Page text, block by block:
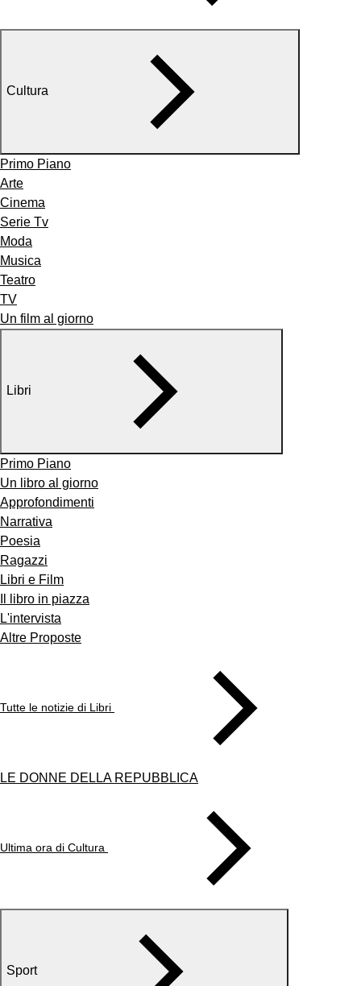
Cultura
Primo Piano
Arte
Cinema
Serie Tv
Moda
Musica
Teatro
TV
Un film al giorno
Libri
Primo Piano
Un libro al giorno
Approfondimenti
Narrativa
Poesia
Ragazzi
Libri e Film
Il libro in piazza
L'intervista
Altre Proposte
Tutte le notizie di Libri
LE DONNE DELLA REPUBBLICA
Ultima ora di Cultura
Sport